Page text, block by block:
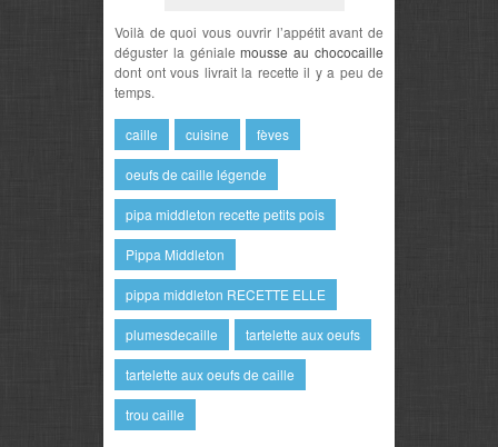
Voilà de quoi vous ouvrir l’appétit avant de
déguster la génialemousse au chococaille
dont ont vous livrait la recette il y a peu de
temps.
caille cuisine fèves
oeufs de caille légende
pipa middleton recette petits pois
Pippa Middleton
pippa middleton RECETTE ELLE
plumesdecaille tartelette aux oeufs
tartelette aux oeufs de caille
trou caille